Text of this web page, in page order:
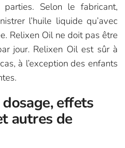
parties. Selon le fabricant,
l’huile liquide qu’avec
Relixen Oil ne doit pas être
jour. Relixen Oil est sûr à
à l’exception des enfants
effets
autres de